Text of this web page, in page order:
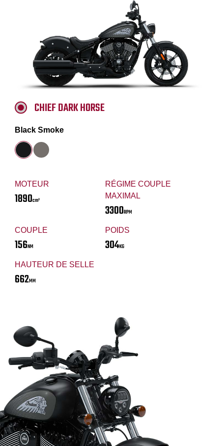
MOTEUR
1890cm³
RÉGIME COUPLE
MAXIMAL
3300RPM
COUPLE
156NM
POIDS
304KG
HAUTEUR DE SELLE
662MM
CHIEF DARK HORSE
Black Smoke